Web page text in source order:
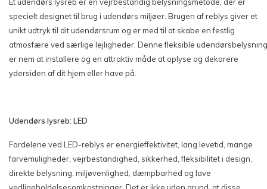
Et udendørs lysreb er en vejrbestandig belysningsmetode, der er
specielt designet til brug i udendørs miljøer. Brugen af reblys giver et
unikt udtryk til dit udendørsrum og er med til at skabe en festlig
atmosfære ved særlige lejligheder. Denne fleksible udendørsbelysning
er nem at installere og en attraktiv måde at oplyse og dekorere
ydersiden af dit hjem eller have på.
Udendørs lysreb: LED
Fordelene ved LED-reblys er energieffektivitet, lang levetid, mange
farvemuligheder, vejrbestandighed, sikkerhed, fleksibilitet i design,
direkte belysning, miljøvenlighed, dæmpbarhed og lave